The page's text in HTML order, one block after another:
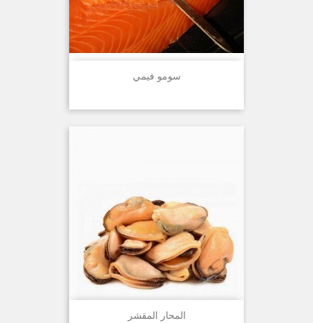
سومو فيمي
المحار المقشر